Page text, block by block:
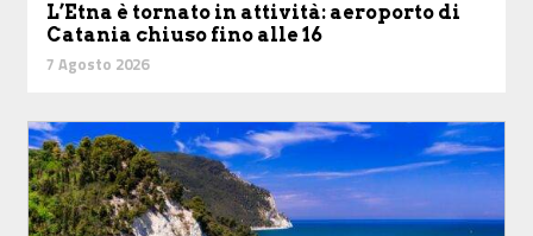
L’Etna è tornato in attività: aeroporto di
Catania chiuso fino alle 16
7 Agosto 2026